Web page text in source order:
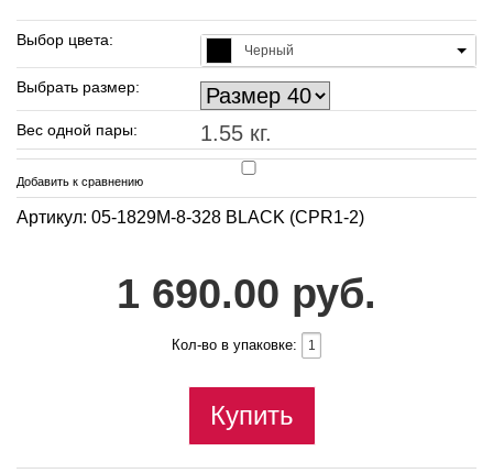
Выбор цвета:
Черный
Выбрать размер:
Вес одной пары: 1.55 кг.
Добавить к сравнению
Артикул: 05-1829M-8-328 BLACK (CPR1-2)
1 690.00 руб.
Кол-во в упаковке:
Купить